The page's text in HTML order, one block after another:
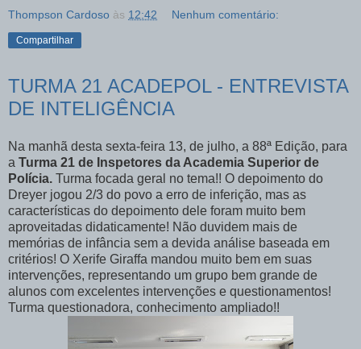
Thompson Cardoso às 12:42 Nenhum comentário:
Compartilhar
TURMA 21 ACADEPOL - ENTREVISTA
DE INTELIGÊNCIA
Na manhã desta sexta-feira 13, de julho, a 88ª Edição, para
a Turma 21 de Inspetores da Academia Superior de
Polícia. Turma focada geral no tema!! O depoimento do
Dreyer jogou 2/3 do povo a erro de inferição, mas as
características do depoimento dele foram muito bem
aproveitadas didaticamente! Não duvidem mais de
memórias de infância sem a devida análise baseada em
critérios! O Xerife Giraffa mandou muito bem em suas
intervenções, representando um grupo bem grande de
alunos com excelentes intervenções e questionamentos!
Turma questionadora, conhecimento ampliado!!